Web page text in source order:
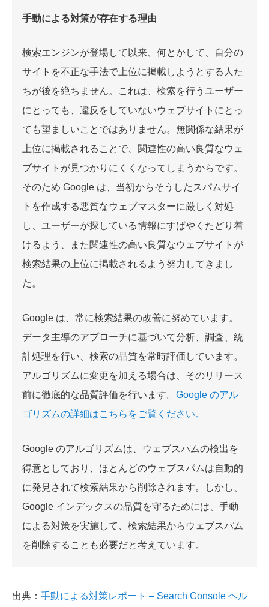
手動による対策が存在する理由
検索エンジンが登場して以来、何とかして、自分の
サイトを不正な手法で上位に掲載しようとする人た
ちが後を絶ちません。これは、検索を行うユーザー
にとっても、違反をしていないウェブサイトにとっ
ても望ましいことではありません。無関係な結果が
上位に掲載されることで、関連性の高い良質なウェ
ブサイトが見つかりにくくなってしまうからです。
そのため Google は、当初からそうしたスパムサイ
トを作成する悪質なウェブマスターに厳しく対処
し、ユーザーが探している情報にすばやくたどり着
けるよう、また関連性の高い良質なウェブサイトが
検索結果の上位に掲載されるよう努力してきまし
た。
Google は、常に検索結果の改善に努めています。
データ主導のアプローチに基づいて分析、調査、統
計処理を行い、検索の品質を常時評価しています。
アルゴリズムに変更を加える場合は、そのリリース
前に徹底的な品質評価を行います。 Google のアル
ゴリズムの詳細はこちらをご覧ください。
Google のアルゴリズムは、ウェブスパムの検出を
得意としており、ほとんどのウェブスパムは自動的
に発見されて検索結果から削除されます。しかし、
Google インデックスの品質を守るためには、手動
による対策を実施して、検索結果からウェブスパム
を削除することも必要だと考えています。
出典： 手動による対策レポート – Search Console ヘル